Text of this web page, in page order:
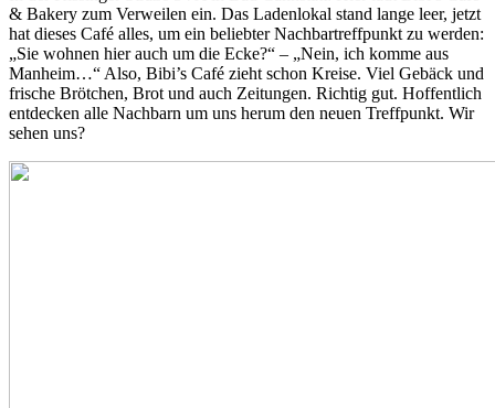
& Bakery zum Verweilen ein. Das Ladenlokal stand lange leer, jetzt
hat dieses Café alles, um ein beliebter Nachbartreffpunkt zu werden:
„Sie wohnen hier auch um die Ecke?“ – „Nein, ich komme aus
Manheim…“ Also, Bibi’s Café zieht schon Kreise. Viel Gebäck und
frische Brötchen, Brot und auch Zeitungen. Richtig gut. Hoffentlich
entdecken alle Nachbarn um uns herum den neuen Treffpunkt. Wir
sehen uns?